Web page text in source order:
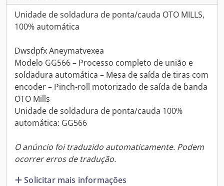
Unidade de soldadura de ponta/cauda OTO MILLS,
100% automática
Dwsdpfx Aneymatvexea
Modelo GG566 – Processo completo de união e
soldadura automática – Mesa de saída de tiras com
encoder – Pinch-roll motorizado de saída de banda
OTO Mills
Unidade de soldadura de ponta/cauda 100%
automática: GG566
O anúncio foi traduzido automaticamente. Podem
ocorrer erros de tradução.
Solicitar mais informações